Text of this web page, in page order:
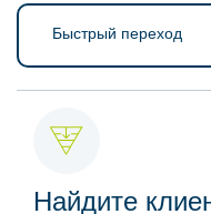
Быстрый переход
Найдите